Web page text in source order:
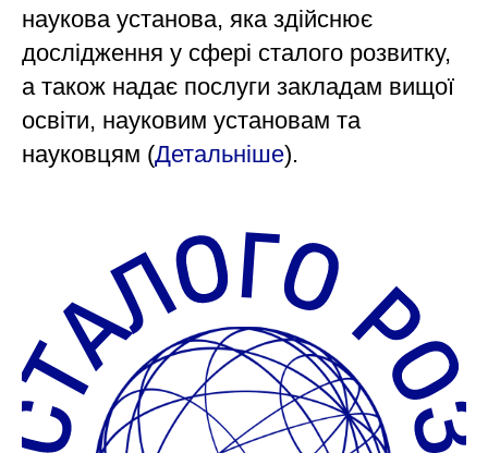
наукова установа, яка здійснює
дослідження у сфері сталого розвитку,
а також надає послуги закладам вищої
освіти, науковим установам та
науковцям (Детальніше).